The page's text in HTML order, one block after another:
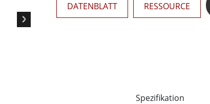
DATENBLATT RESSOURCE
Spezifikation